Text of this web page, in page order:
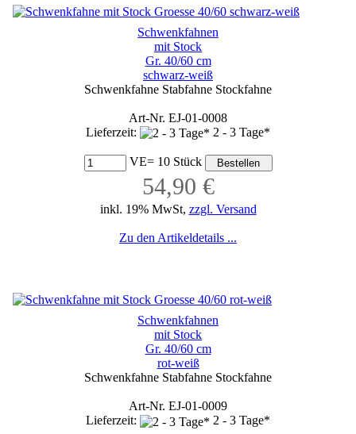
Schwenkfahnen
mit Stock
Gr. 40/60 cm
schwarz-weiß
Schwenkfahne Stabfahne Stockfahne
Art-Nr. EJ-01-0008
Lieferzeit:
2 - 3 Tage*
VE= 10 Stück
54,90 €
inkl. 19% MwSt, zzgl. Versand
Zu den Artikeldetails ...
Schwenkfahnen
mit Stock
Gr. 40/60 cm
rot-weiß
Schwenkfahne Stabfahne Stockfahne
Art-Nr. EJ-01-0009
Lieferzeit:
2 - 3 Tage*